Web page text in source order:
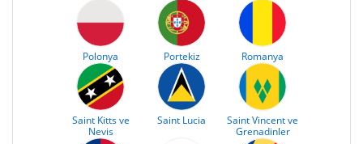
Polonya Portekiz Romanya
Saint Kitts ve
Nevis
Saint Lucia
Saint Vincent ve
Grenadinler